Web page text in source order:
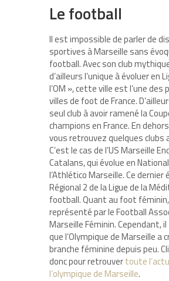
Le football
Il est impossible de parler de
sportives à Marseille sans
football. Avec son club
d’ailleurs l’unique à évoluer en
l’OM », cette ville est l’une des
villes de foot de France.
seul club à avoir ramené la
champions en France. En
vous retrouvez quelques clubs
C’est le cas de l’US Marseille
Catalans, qui évolue en
l’Athlético Marseille. Ce dernier
Régional 2 de la Ligue de la
football. Quant au foot
représenté par le Football
Marseille Féminin. Cependant,
que l’Olympique de Marseille a
branche féminine depuis peu.
donc pour retrouvertoute
l’olympique de Marseille.